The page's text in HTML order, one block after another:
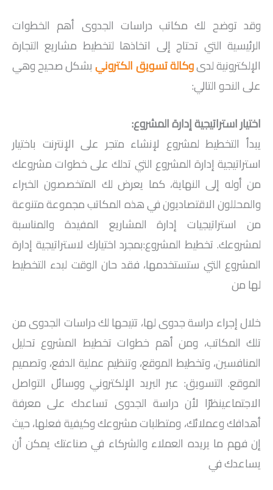
وقد توضح لك مكاتب دراسات الجدوى أهم الخطوات
الرئيسية التي تحتاج إلى اتخاذها لتخطيط مشاريع التجارة
الإلكترونية لدىوكالة تسويق الكترونيبشكل صحيح وهي
على النحو التالي:
اختيار استراتيجية إدارة المشروع:
يبدأ التخطيط لمشروع لإنشاء متجر على الإنترنت باختيار
استراتيجية إدارة المشروع التي تدلك على خطوات مشروعك
من أوله إلى النهاية، كما يعرض لك المتخصصون الخبراء
والمحللون الاقتصاديون في هذه المكاتب مجموعة متنوعة
من استراتيجيات إدارة المشاريع المفيدة والمناسبة
لمشروعك. تخطيط المشروع:بمجرد اختيارك لاستراتيجية إدارة
المشروع التي ستستخدمها، فقد حان الوقت لبدء التخطيط
لها من
خلال إجراء دراسة جدوى لها، تتيحها لك دراسات الجدوى من
تلك المكاتب، ومن أهم خطوات تخطيط المشروع تحليل
المنافسين، وتخطيط الموقع، وتنظيم عملية الدفع، وتصميم
الموقع. التسويق: عبر البريد الإلكتروني ووسائل التواصل
الاجتماعينظرًا لأن دراسة الجدوى تساعدك على معرفة
أهدافك وعملائك، ومتطلبات مشروعك وكيفية فعلها، حيث
إن فهم ما يريده العملاء والشركاء في صناعتك يمكن أن
يساعدك في